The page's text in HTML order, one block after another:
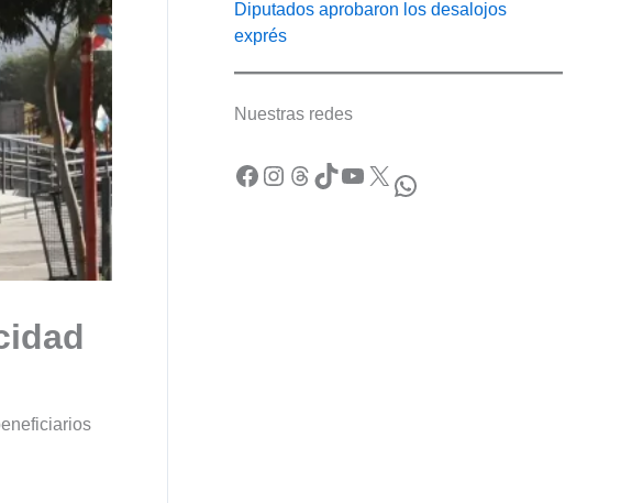
Diputados aprobaron los desalojos
exprés
Nuestras redes
Facebook Instagram Threads TikTok YouTube X WhatsApp